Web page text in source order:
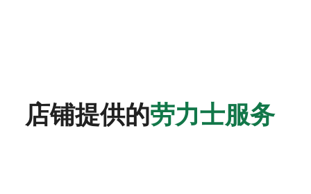
店铺提供的劳力士服务